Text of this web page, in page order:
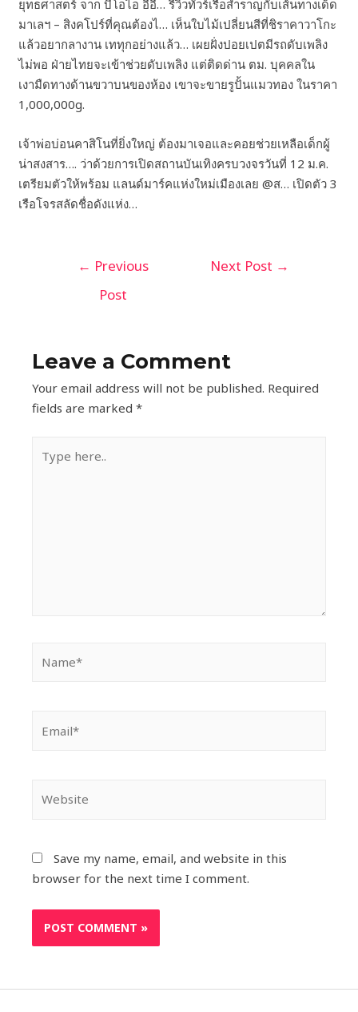
ยุทธศาสตร์ จาก บีโอไอ อีอี… รีวิวทัวร์เรือสำราญกับเส้นทางเด็ด
มาเลฯ – สิงคโปร์ที่คุณต้องไ… เห็นใบไม้เปลี่ยนสีที่ชิราคาวาโกะ
แล้วอยากลางาน เททุกอย่างแล้ว… เผยฝั่งปอยเปตมีรถดับเพลิง
ไม่พอ ฝ่ายไทยจะเข้าช่วยดับเพลิง แต่ติดด่าน ตม. บุคคลใน
เงามืดทางด้านขวาบนของห้อง เขาจะขายรูปั้นแมวทอง ในราคา
1,000,000g.
เจ้าพ่อบ่อนคาสิโนที่ยิ่งใหญ่ ต้องมาเจอและคอยช่วยเหลือเด็กผู้
น่าสงสาร…. ว่าด้วยการเปิดสถานบันเทิงครบวงจรวันที่ 12 ม.ค.
เตรียมตัวให้พร้อม แลนด์มาร์คแห่งใหม่เมืองเลย @ส… เปิดตัว 3
เรือโจรสลัดชื่อดังแห่ง…
← Previous
Post
Next Post →
Leave a Comment
Your email address will not be published. Required
fields are marked*
Save my name, email, and website in this
browser for the next time I comment.